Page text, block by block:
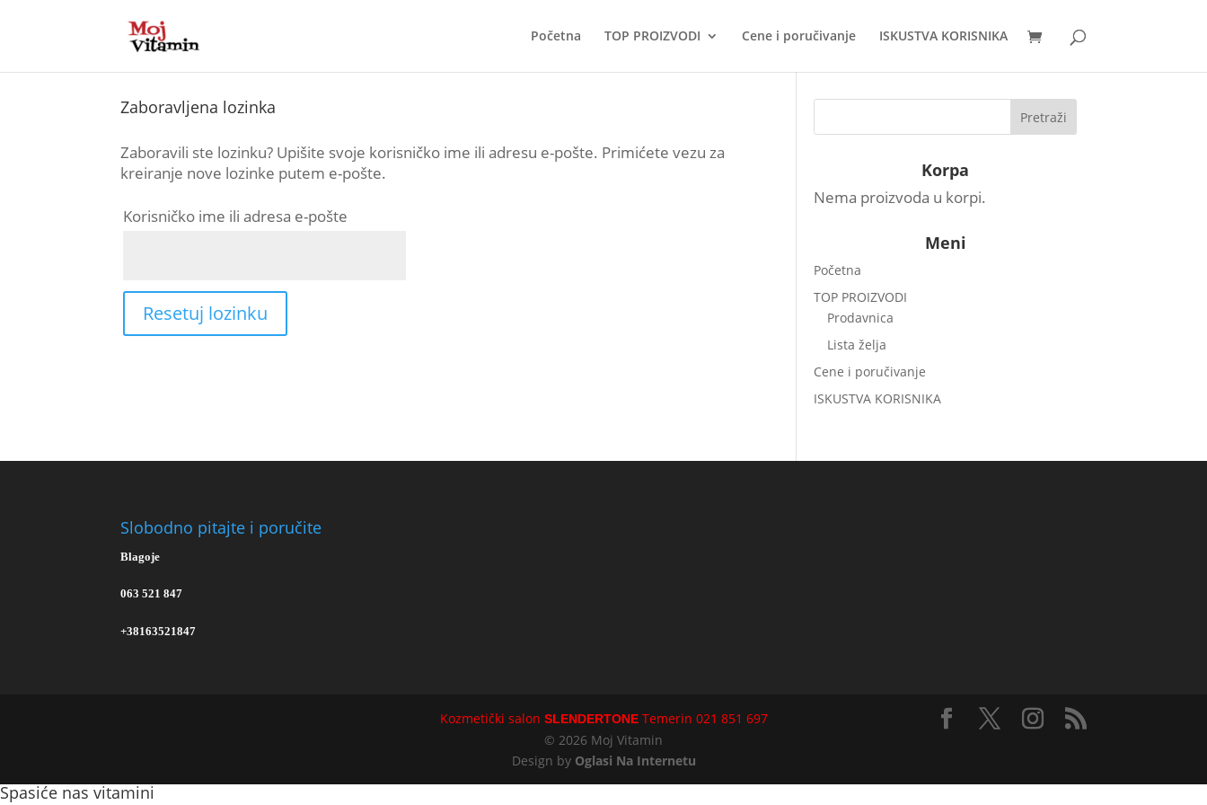
Početna TOP PROIZVODI Cene i poručivanje ISKUSTVA KORISNIKA
Zaboravljena lozinka
Zaboravili ste lozinku? Upišite svoje korisničko ime ili adresu e-pošte. Primićete vezu za
kreiranje nove lozinke putem e-pošte.
Korisničko ime ili adresa e-pošte
Resetuj lozinku
Korpa
Nema proizvoda u korpi.
Meni
Početna
TOP PROIZVODI
Prodavnica
Lista želja
Cene i poručivanje
ISKUSTVA KORISNIKA
Slobodno pitajte i poručite
Blagoje
063 521 847
+38163521847
Kozmetički salon SLENDERTONETemerin 021 851 697
© 2026 Moj Vitamin
Design by Oglasi Na Internetu
Spasiće nas vitamini